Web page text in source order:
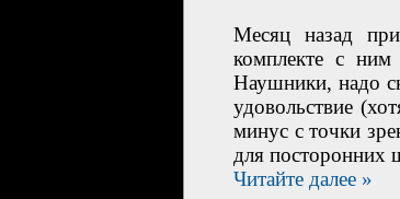
Месяц назад
комплекте с
Наушники, надо
удовольствие
минус с точки
для посторонних
Читайте далее »